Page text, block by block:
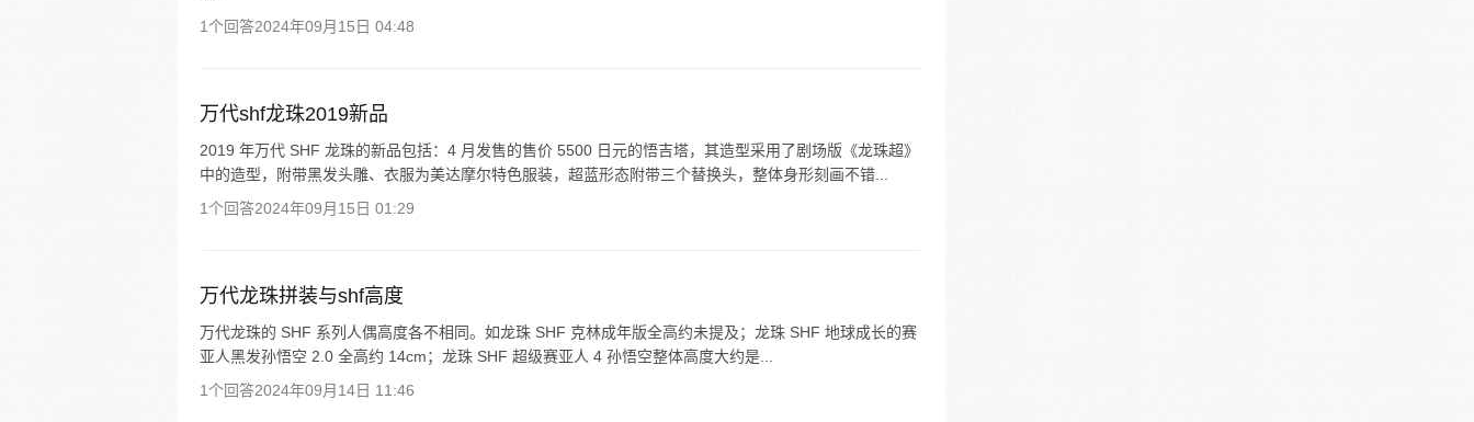
1个回答2024年09月15日 04:48
万代shf龙珠2019新品
2019 年万代 SHF 龙珠的新品包括：4 月发售的售价 5500 日元的悟吉塔，其造型采用了剧场版《龙珠超》
中的造型，附带黑发头雕、衣服为美达摩尔特色服装，超蓝形态附带三个替换头，整体身形刻画不错...
1个回答2024年09月15日 01:29
万代龙珠拼装与shf高度
万代龙珠的 SHF 系列人偶高度各不相同。如龙珠 SHF 克林成年版全高约未提及；龙珠 SHF 地球成长的赛
亚人黑发孙悟空 2.0 全高约 14cm；龙珠 SHF 超级赛亚人 4 孙悟空整体高度大约是...
1个回答2024年09月14日 11:46